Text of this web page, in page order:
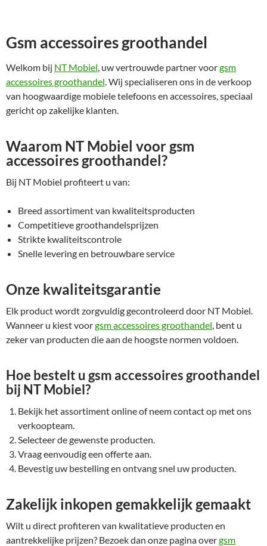
Gsm accessoires groothandel
Welkom bij NT Mobiel, uw vertrouwde partner voorgsm
accessoires groothandel. Wij specialiseren ons in de verkoop
van hoogwaardige mobiele telefoons en accessoires, speciaal
gericht op zakelijke klanten.
Waarom NT Mobiel voor gsm
accessoires groothandel?
Bij NT Mobiel profiteert u van:
Breed assortiment van kwaliteitsproducten
Competitieve groothandelsprijzen
Strikte kwaliteitscontrole
Snelle levering en betrouwbare service
Onze kwaliteitsgarantie
Elk product wordt zorgvuldig gecontroleerd door NT Mobiel.
Wanneer u kiest voorgsm accessoires groothandel, bent u
zeker van producten die aan de hoogste normen voldoen.
Hoe bestelt u gsm accessoires groothandel
bij NT Mobiel?
Bekijk het assortiment online of neem contact op met ons
verkoopteam.
Selecteer de gewenste producten.
Vraag eenvoudig een offerte aan.
Bevestig uw bestelling en ontvang snel uw producten.
Zakelijk inkopen gemakkelijk gemaakt
Wilt u direct profiteren van kwalitatieve producten en
aantrekkelijke prijzen? Bezoek dan onze pagina overgsm